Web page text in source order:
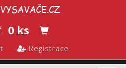
0 ks
Registrace